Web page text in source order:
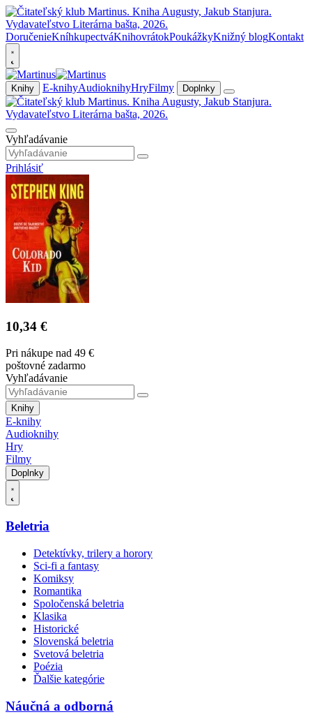
DoručenieKníhkupectváKnihovrátokPoukážkyKnižný blogKontakt
Knihy E-knihyAudioknihyHryFilmy Doplnky
Vyhľadávanie
Prihlásiť
10,34 €
Pri nákupe nad 49 €
poštovné zadarmo
Vyhľadávanie
Knihy
E-knihy
Audioknihy
Hry
Filmy
Doplnky
Beletria
Detektívky, trilery a horory
Sci-fi a fantasy
Komiksy
Romantika
Spoločenská beletria
Klasika
Historické
Slovenská beletria
Svetová beletria
Poézia
Ďalšie kategórie
Náučná a odborná